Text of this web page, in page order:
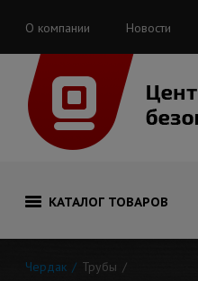
О компании Новости
КАТАЛОГ ТОВАРОВ
Чердак Трубы